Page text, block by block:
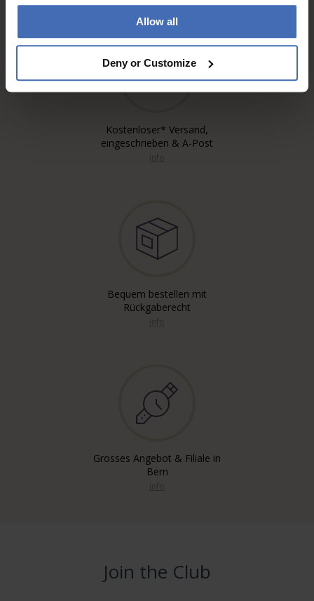
Allow all
Deny or Customize
Kostenloser* Versand,
eingeschrieben & A-Post
Bequem bestellen mit
Rückgaberecht
Grosses Angebot & Filiale in
Bern
Join the Club